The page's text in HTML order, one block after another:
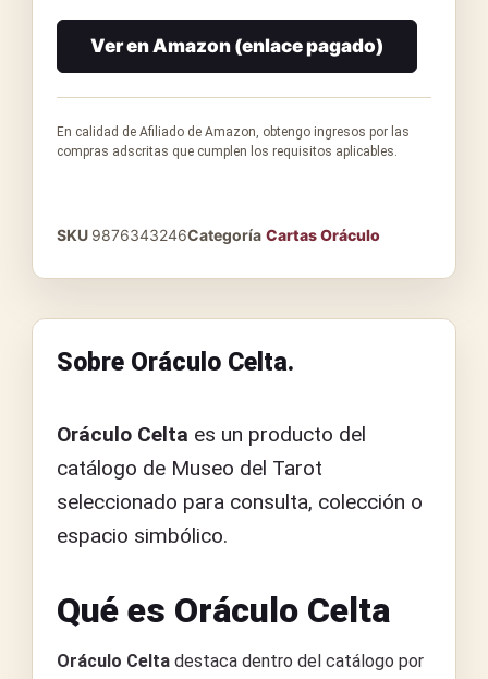
Ver en Amazon (enlace pagado)
En calidad de Afiliado de Amazon, obtengo ingresos por las
compras adscritas que cumplen los requisitos aplicables.
SKU 9876343246Categoría Cartas Oráculo
Sobre Oráculo Celta.
Oráculo Celta es un producto del
catálogo de Museo del Tarot
seleccionado para consulta, colección o
espacio simbólico.
Qué es Oráculo Celta
Oráculo Celta destaca dentro del catálogo por